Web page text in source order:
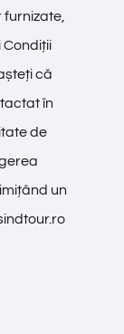
Condiții
că
în
de
un